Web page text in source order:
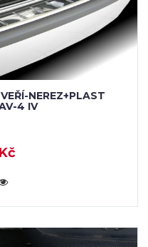
NEREZ+PLAST
4 IV